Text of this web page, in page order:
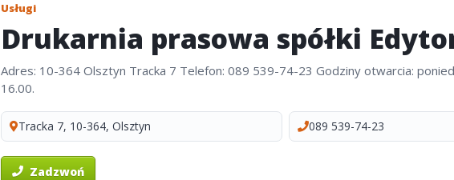
Usługi
Drukarnia prasowa spółki
Adres: 10-364 Olsztyn Tracka 7 Telefon: 089 539-74-23 Godziny otwarcia:
16.00.
Tracka 7, 10-364, Olsztyn 089 539-74-23
Zadzwoń